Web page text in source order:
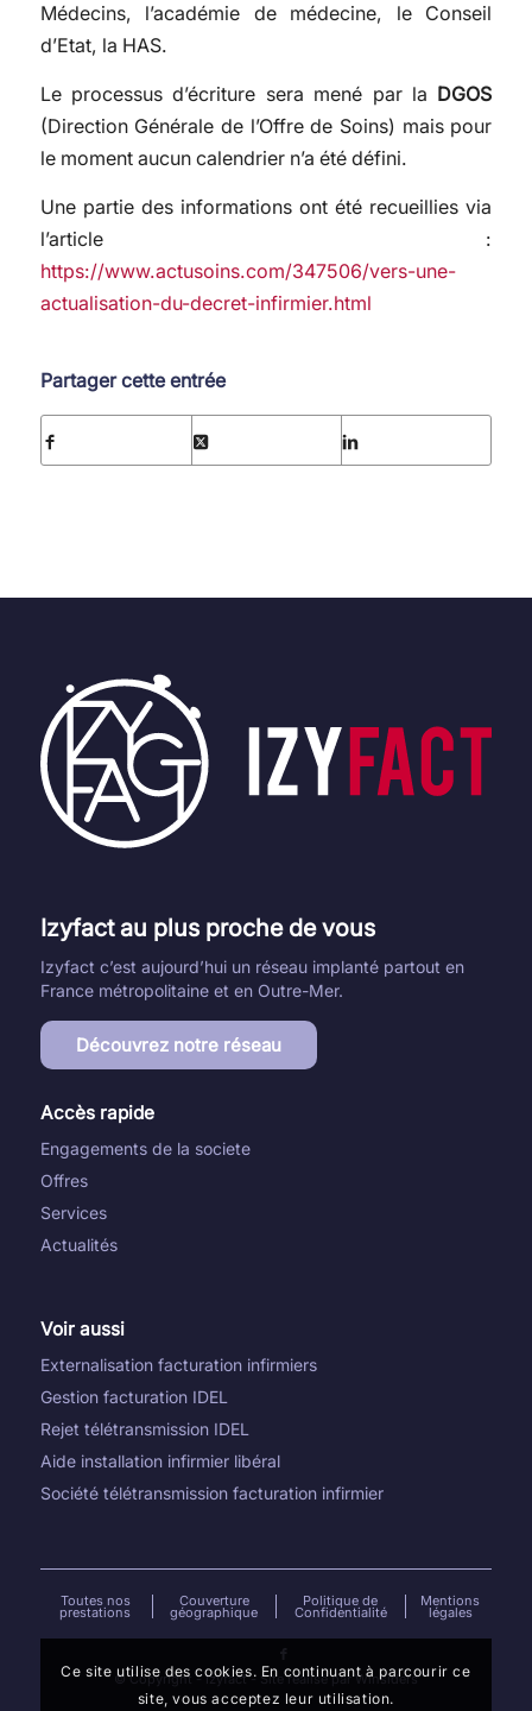
Médecins, l’académie de médecine, le Conseil
d’Etat, la HAS.
Le processus d’écriture sera mené par la DGOS
(Direction Générale de l’Offre de Soins) mais pour
le moment aucun calendrier n’a été défini.
Une partie des informations ont été recueillies via
l’article :
https://www.actusoins.com/347506/vers-une-
actualisation-du-decret-infirmier.html
Partager cette entrée
Izyfact au plus proche de vous
Izyfact c’est aujourd’hui un réseau implanté partout en
France métropolitaine et en Outre-Mer.
Découvrez notre réseau
Accès rapide
Engagements de la societe
Offres
Services
Actualités
Voir aussi
Externalisation facturation infirmiers
Gestion facturation IDEL
Rejet télétransmission IDEL
Aide installation infirmier libéral
Société télétransmission facturation infirmier
© Copyright -Izyfact- Site réalisé parWinsiders
Toutes nos
prestations
Couverture
géographique
Politique de
Confidentialité
Mentions
légales
Ce site utilise des cookies. En continuant à parcourir ce
site, vous acceptez leur utilisation.